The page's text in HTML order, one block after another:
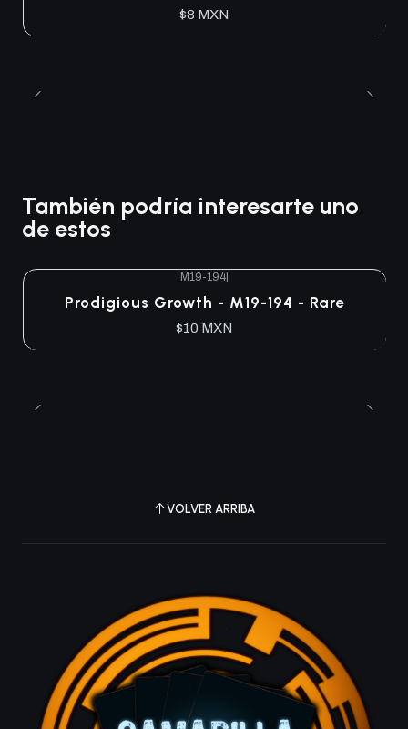
$8 MXN
También podría interesarte uno
de estos
Agotado
M19-194|
Prodigious Growth - M19-194 - Rare
$10 MXN
VOLVER ARRIBA